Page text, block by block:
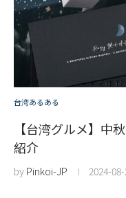
台湾あるある
【台湾グルメ】中
紹介
by Pinkoi-JP 2024-